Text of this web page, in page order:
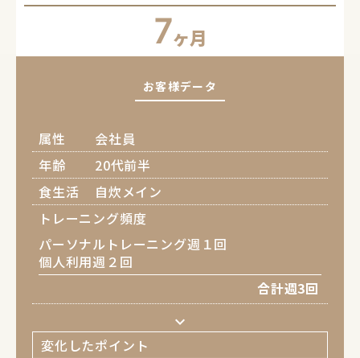
7ヶ月
お客様データ
属性
会社員
年齢
20代前半
食生活
自炊メイン
トレーニング頻度
パーソナルトレーニング週１回
個人利用週２回
合計週3回
keyboard_arrow_down
変化したポイント